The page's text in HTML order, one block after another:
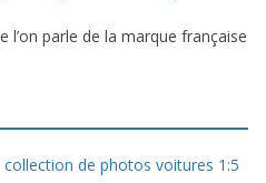
l’on parle de la marque française